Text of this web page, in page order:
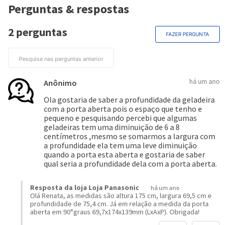
Perguntas & respostas
2 perguntas FAZER PERGUNTA
Anônimo há um ano
Ola gostaria de saber a profundidade da geladeira
com a porta aberta pois o espaço que tenho e
pequeno e pesquisando percebi que algumas
geladeiras tem uma diminuição de 6 a 8
centímetros ,mesmo se somarmos a largura com
a profundidade ela tem uma leve diminuição
quando a porta esta aberta e gostaria de saber
qual seria a profundidade dela com a porta aberta.
Resposta da loja Loja Panasonic há um ano
Olá Renata, as medidas são altura 175 cm, largura 69,5 cm e
profundidade de 75,4 cm. Já em relação a medida da porta
aberta em 90°graus 69,7x174x139mm (LxAxP). Obrigada!